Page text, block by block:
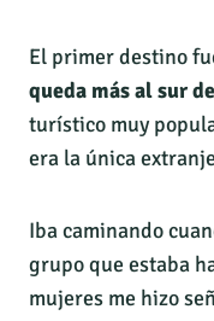
El primer destino
queda más al sur
turístico muy
era la única
Iba caminando
grupo que estaba
mujeres me hizo